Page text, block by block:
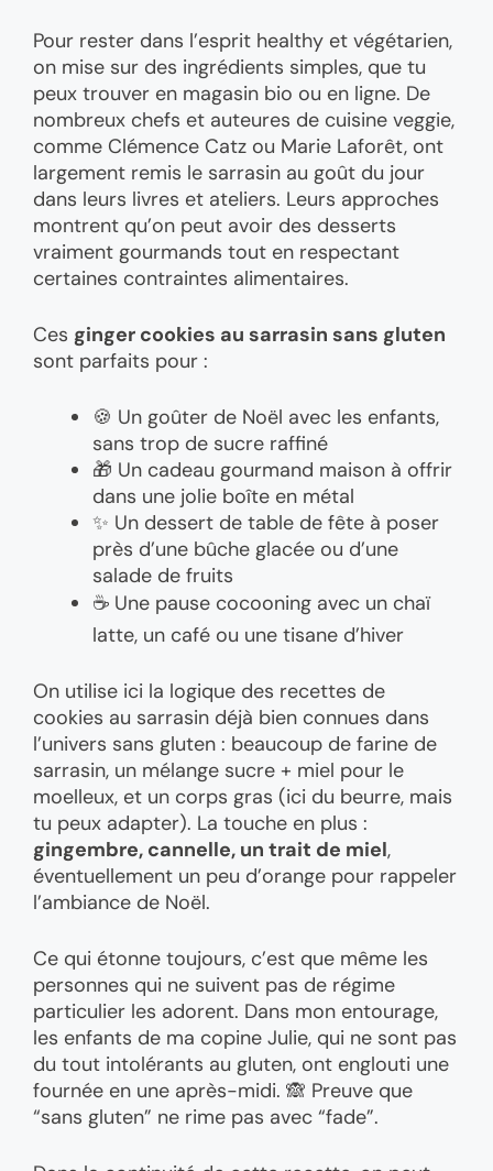
Pour rester dans l’esprit healthy et végétarien,
on mise sur des ingrédients simples, que tu
peux trouver en magasin bio ou en ligne. De
nombreux chefs et auteures de cuisine veggie,
comme Clémence Catz ou Marie Laforêt, ont
largement remis le sarrasin au goût du jour
dans leurs livres et ateliers. Leurs approches
montrent qu’on peut avoir des desserts
vraiment gourmands tout en respectant
certaines contraintes alimentaires.
Ces ginger cookies au sarrasin sans gluten
sont parfaits pour :
🍪 Un goûter de Noël avec les enfants,
sans trop de sucre raffiné
🎁 Un cadeau gourmand maison à offrir
dans une jolie boîte en métal
✨ Un dessert de table de fête à poser
près d’une bûche glacée ou d’une
salade de fruits
☕ Une pause cocooning avec un chaï
latte, un café ou une tisane d’hiver
On utilise ici la logique des recettes de
cookies au sarrasin déjà bien connues dans
l’univers sans gluten : beaucoup de farine de
sarrasin, un mélange sucre + miel pour le
moelleux, et un corps gras (ici du beurre, mais
tu peux adapter). La touche en plus :
gingembre, cannelle, un trait de miel,
éventuellement un peu d’orange pour rappeler
l’ambiance de Noël.
Ce qui étonne toujours, c’est que même les
personnes qui ne suivent pas de régime
particulier les adorent. Dans mon entourage,
les enfants de ma copine Julie, qui ne sont pas
du tout intolérants au gluten, ont englouti une
fournée en une après-midi. 🙈 Preuve que
“sans gluten” ne rime pas avec “fade”.